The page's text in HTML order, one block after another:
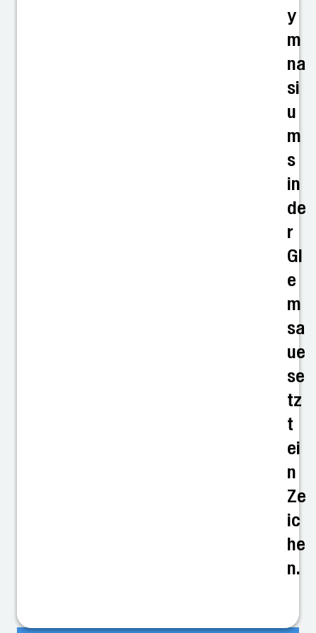
y
m
na
si
u
m
s
in
de
r
Gl
e
m
sa
ue
se
tz
t
ei
n
Ze
ic
he
n.